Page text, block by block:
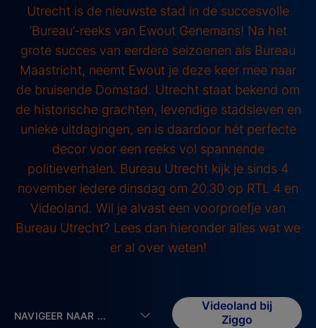
Utrecht is de nieuwste stad in de succesvolle
‘Bureau’-reeks van Ewout Genemans! Na het
grote succes van eerdere seizoenen als Bureau
Maastricht, neemt Ewout je deze keer mee naar
de bruisende Domstad. Utrecht staat bekend om
de historische grachten, levendige stadsleven en
unieke uitdagingen, en is daardoor hét perfecte
decor voor een reeks vol spannende
politieverhalen. Bureau Utrecht kijk je sinds 4
november iedere dinsdag om 20.30 op RTL 4 en
Videoland. Wil je alvast een voorproefje van
Bureau Utrecht? Lees dan hieronder alles wat we
er al over weten!
NAVIGEER NAAR ...
Videoland bij
Ziggo